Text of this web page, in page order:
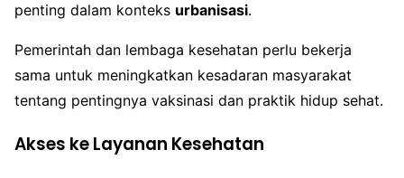
penting dalam konteks urbanisasi.
Pemerintah dan lembaga kesehatan perlu bekerja
sama untuk meningkatkan kesadaran masyarakat
tentang pentingnya vaksinasi dan praktik hidup sehat.
Akses ke Layanan Kesehatan